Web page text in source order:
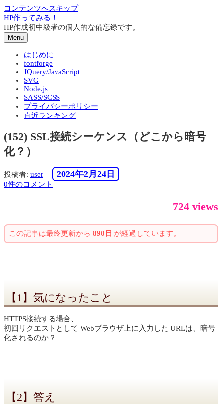
コンテンツへスキップ
HP作ってみる！
HP作成初中級者の個人的な備忘録です。
Menu
はじめに
fontforge
JQuery/JavaScript
SVG
Node.js
SASS/SCSS
プライバシーポリシー
直近ランキング
(152) SSL接続シーケンス（どこから暗号
化？）
投稿者: user | 2024年2月24日
0件のコメント
724 views
この記事は最終更新から 890日 が経過しています。
【1】気になったこと
HTTPS接続する場合、
初回リクエストとして Webブラウザ上に入力した URLは、暗号
化されるのか？
【2】答え